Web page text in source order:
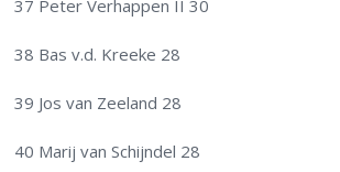
37 Peter Verhappen II 30
38 Bas v.d. Kreeke 28
39 Jos van Zeeland 28
40 Marij van Schijndel 28